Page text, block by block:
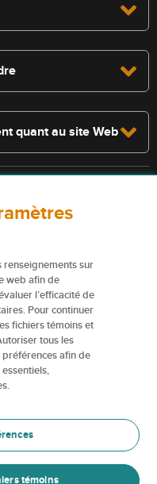
quant au site Web
le présent site Web ne
et certaines polices n’y sont
sur nos services ou nos
d’utilisation
site Web sont des marques
de la Corporation
affiliées); elles sont
de la Corporation
les renseignements sur les
.
renseignements sur
web afin de
l’efficacité de
Pour continuer
fichiers témoins et
tous les
afin de
témoins